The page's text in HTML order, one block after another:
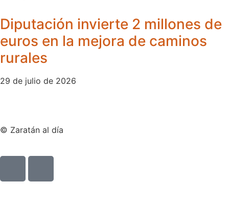
Diputación invierte 2 millones de
euros en la mejora de caminos
rurales
29 de julio de 2026
© Zaratán al día